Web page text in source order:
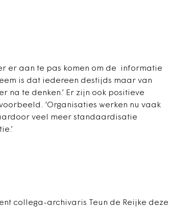
er aan te pas komen om de informatie
is dat iedereen destijds maar van
na te denken.’ Er zijn ook positieve
‘Organisaties werken nu vaak
veel meer standaardisatie
collega-archivaris Teun de Reijke deze